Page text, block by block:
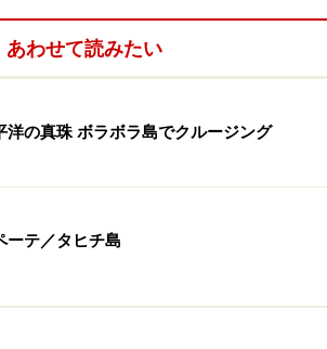
ス高速インターネットアクセスや
。そして24時間バトラーもゲストの
スタンバイ。
つ、24時間バトラーサービスでケアも
あわせて読みたい
洋の真珠 ボラボラ島でクルージング
ーテ／タヒチ島